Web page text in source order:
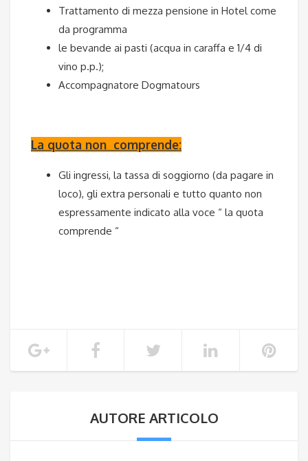
Trattamento di mezza pensione in Hotel come
da programma
le bevande ai pasti (acqua in caraffa e 1/4 di
vino p.p.);
Accompagnatore Dogmatours
La quota non comprende:
Gli ingressi, la tassa di soggiorno (da pagare in
loco), gli extra personali e tutto quanto non
espressamente indicato alla voce “ la quota
comprende “
AUTORE ARTICOLO